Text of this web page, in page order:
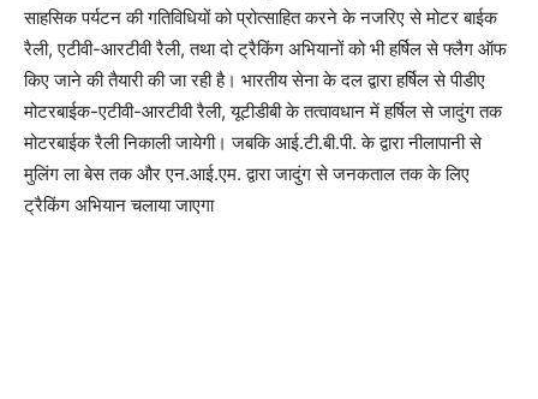
साहसिक पर्यटन की गतिविधियों को प्रोत्साहित करने के नजरिए से मोटर बाईक
रैली, एटीवी-आरटीवी रैली, तथा दो ट्रैकिंग अभियानों को भी हर्षिल से फ्लैग ऑफ
किए जाने की तैयारी की जा रही है। भारतीय सेना के दल द्वारा हर्षिल से पीडीए
मोटरबाईक-एटीवी-आरटीवी रैली, यूटीडीबी के तत्वावधान में हर्षिल से जादुंग तक
मोटरबाईक रैली निकाली जायेगी। जबकि आई.टी.बी.पी. के द्वारा नीलापानी से
मुलिंग ला बेस तक और एन.आई.एम. द्वारा जादुंग से जनकताल तक के लिए
ट्रैकिंग अभियान चलाया जाएगा